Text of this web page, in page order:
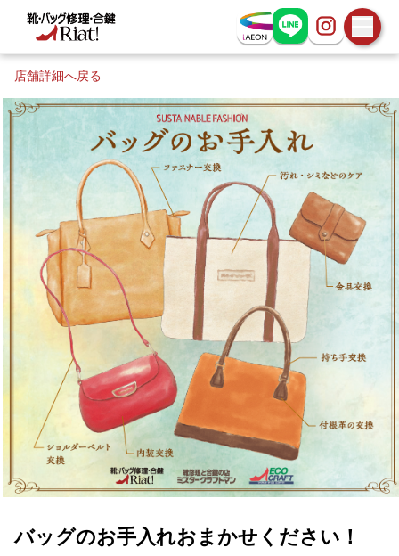
お問い合わせ
店舗詳細へ戻る
バッグのお手入れおまかせください！